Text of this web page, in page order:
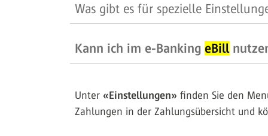
Was gibt es für spezielle
Kann ich im e-Banking eBill
Unter «Einstellungen» finden Sie den
Zahlungen in der Zahlungsübersicht und